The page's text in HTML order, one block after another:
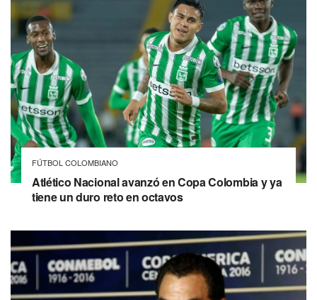
FÚTBOL COLOMBIANO
Atlético Nacional avanzó en Copa Colombia y ya
tiene un duro reto en octavos